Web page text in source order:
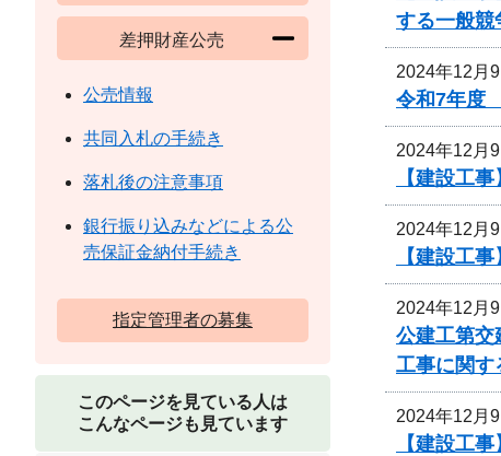
する一般競
2024年12月
令和7年度
2024年12月
【建設工
2024年12月
【建設工
2024年12月
公建工第
工事に関す
2024年12月
【建設工
差押財産公売
公売情報
共同入札の手続き
落札後の注意事項
銀行振り込みなどによる公
売保証金納付手続き
指定管理者の募集
このページを見ている人は
こんなページも見ています